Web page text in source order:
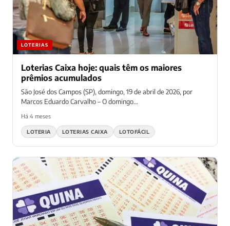
LOTERIAS
Loterias Caixa hoje: quais têm os maiores
prêmios acumulados
São José dos Campos (SP), domingo, 19 de abril de 2026, por
Marcos Eduardo Carvalho – O domingo...
Há 4 meses
LOTERIA LOTERIAS CAIXA LOTOFÁCIL